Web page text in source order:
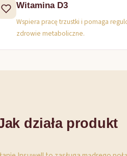
Witamina D3
Wspiera pracę trzustki i pomaga
zdrowie metaboliczne.
działa produkt